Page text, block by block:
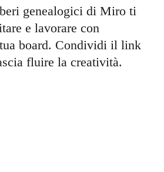
genealogici di Miro ti
e lavorare con
board. Condividi il link
fluire la creatività.